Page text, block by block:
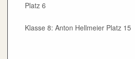
Platz 6
Klasse 8: Anton Hellmeier Platz 15